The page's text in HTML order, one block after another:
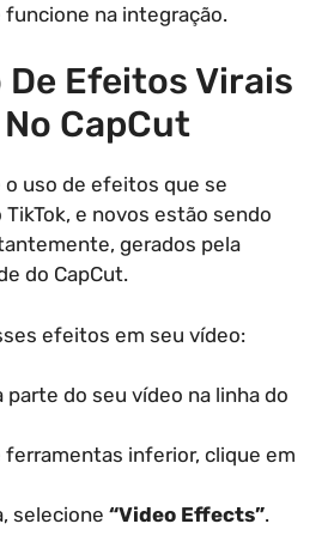
na integração.
Efeitos Virais
CapCut
o uso de efeitos que se
e novos estão sendo
gerados pela
do CapCut.
efeitos em seu vídeo:
parte do seu vídeo na linha do
ferramentas inferior, clique em
selecione “Video Effects”.